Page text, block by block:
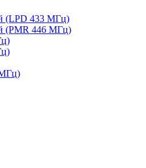
(LPD 433 МГц)
(PMR 446 МГц)